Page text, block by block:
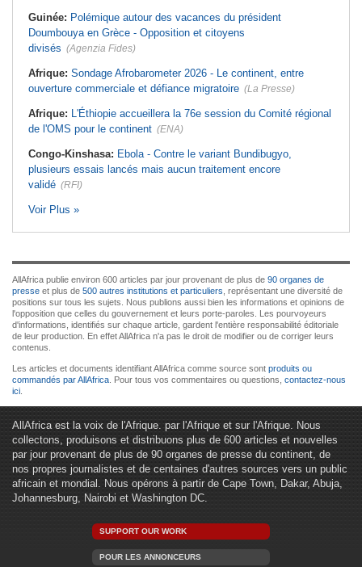
Guinée: Polémique autour des vacances du président
Doumbouya en Grèce - Opposition et citoyens
divisés (Agenzia Fides)
Afrique: Sondage Afrobarometer 2026 - Le continent, entre
ouverture commerciale et défiance migratoire (La Presse)
Afrique: L'Éthiopie accueillera la 76e session du Comité régional
de l'OMS pour le continent (ENA)
Congo-Kinshasa: Ebola - Contre le variant Bundibugyo,
plusieurs essais lancés mais aucun traitement encore
validé (RFI)
Voir Plus »
AllAfrica publie environ 600 articles par jour provenant de plus de 90 organes de
presse et plus de 500 autres institutions et particuliers , représentant une diversité de
positions sur tous les sujets. Nous publions aussi bien les informations et opinions de
l'opposition que celles du gouvernement et leurs porte-paroles. Les pourvoyeurs
d'informations, identifiés sur chaque article, gardent l'entière responsabilité éditoriale
de leur production. En effet AllAfrica n'a pas le droit de modifier ou de corriger leurs
contenus.
Les articles et documents identifiant AllAfrica comme source sont produits ou
commandés par AllAfrica . Pour tous vos commentaires ou questions, contactez-nous
ici
AllAfrica est la voix de l'Afrique. par l'Afrique et sur l'Afrique. Nous
collectons, produisons et distribuons plus de 600 articles et nouvelles
par jour provenant de plus de 90 organes de presse du continent, de
nos propres journalistes et de centaines d'autres sources vers un public
africain et mondial. Nous opérons à partir de Cape Town, Dakar, Abuja,
Johannesburg, Nairobi et Washington DC.
SUPPORT OUR WORK
POUR LES ANNONCEURS